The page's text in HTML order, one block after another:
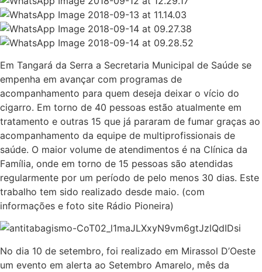
Em Tangará da Serra a Secretaria Municipal de Saúde se
empenha em avançar com programas de
acompanhamento para quem deseja deixar o vício do
cigarro. Em torno de 40 pessoas estão atualmente em
tratamento e outras 15 que já pararam de fumar graças ao
acompanhamento da equipe de multiprofissionais de
saúde. O maior volume de atendimentos é na Clínica da
Família, onde em torno de 15 pessoas são atendidas
regularmente por um período de pelo menos 30 dias. Este
trabalho tem sido realizado desde maio. (com
informações e foto site Rádio Pioneira)
No dia 10 de setembro, foi realizado em Mirassol D’Oeste
um evento em alerta ao Setembro Amarelo, mês da